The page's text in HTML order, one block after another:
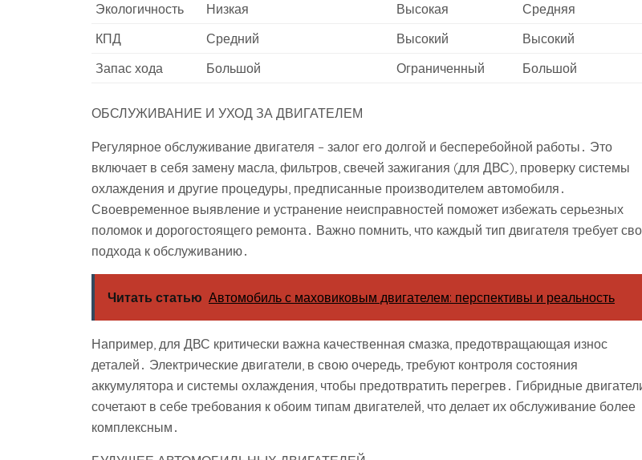
Экологичность
Низкая Высокая
Средняя
КПД
Средний Высокий
Высокий
Запас хода
Большой Ограниченный Большой
ОБСЛУЖИВАНИЕ И УХОД ЗА ДВИГАТЕЛЕМ
Регулярное обслуживание двигателя – залог его долгой и бесперебойной работы․ Это
включает в себя замену масла, фильтров, свечей зажигания (для ДВС), проверку системы
охлаждения и другие процедуры, предписанные производителем автомобиля․
Своевременное выявление и устранение неисправностей поможет избежать серьезных
поломок и дорогостоящего ремонта․ Важно помнить, что каждый тип двигателя требует
подхода к обслуживанию․
Читать статью Автомобиль с маховиковым двигателем: перспективы и реальность
Например, для ДВС критически важна качественная смазка, предотвращающая износ
деталей․ Электрические двигатели, в свою очередь, требуют контроля состояния
аккумулятора и системы охлаждения, чтобы предотвратить перегрев․ Гибридные
сочетают в себе требования к обоим типам двигателей, что делает их обслуживание более
комплексным․